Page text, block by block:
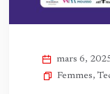
mars 6,
Femmes,